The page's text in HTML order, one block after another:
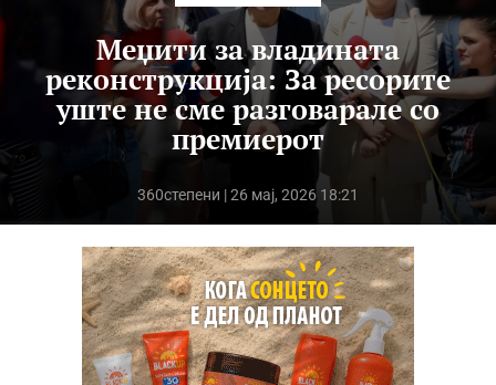
Меџити за владината
реконструкција: За ресорите
уште не сме разговарале со
премиерот
360степени | 26 мај, 2026 18:21